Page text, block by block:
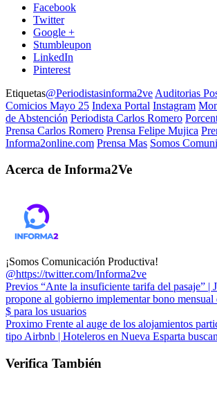
Facebook
Twitter
Google +
Stumbleupon
LinkedIn
Pinterest
Etiquetas@Periodistasinforma2ve Auditorias
Comicios Mayo 25 Indexa Portal Instagram
de Abstención Periodista Carlos Romero
Prensa Carlos Romero Prensa Felipe Mujica
Informa2online.com Prensa Mas Somos
Acerca de Informa2Ve
¡Somos Comunicación Productiva!
@https://twitter.com/Informa2ve
Previos “Ante la insuficiente tarifa del pasaje” |
propone al gobierno implementar bono mensual
$ para los usuarios
Proximo Frente al auge de los alojamientos
tipo Airbnb | Hoteleros en Nueva Esparta
Verifica También